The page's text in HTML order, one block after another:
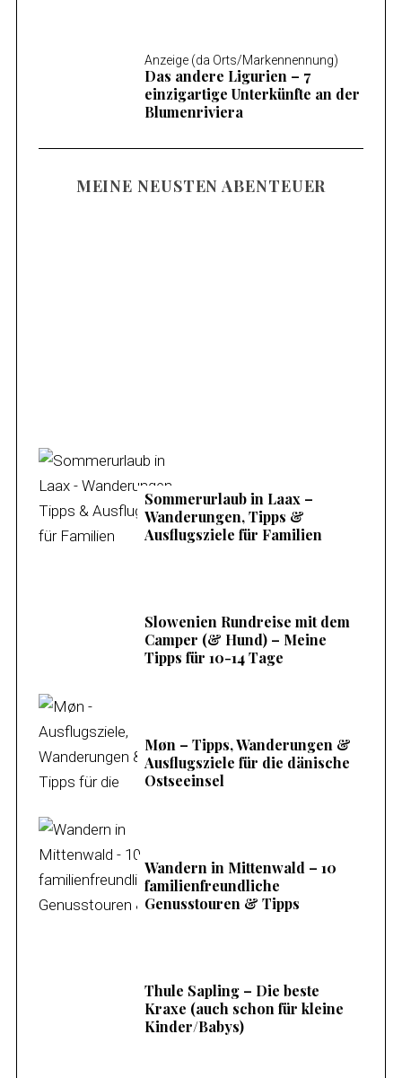
Anzeige (da Orts/Markennennung)
Das andere Ligurien – 7
einzigartige Unterkünfte an der
Blumenriviera
MEINE NEUSTEN ABENTEUER
Sommerurlaub in Laax –
Wanderungen, Tipps &
Ausflugsziele für Familien
Slowenien Rundreise mit dem
Camper (& Hund) – Meine
Tipps für 10-14 Tage
Møn – Tipps, Wanderungen &
Ausflugsziele für die dänische
Ostseeinsel
Wandern in Mittenwald – 10
familienfreundliche
Genusstouren & Tipps
Thule Sapling – Die beste
Kraxe (auch schon für kleine
Kinder/Babys)